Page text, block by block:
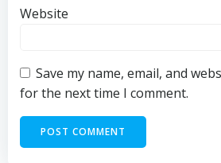
Website
Save my name, email, and
for the next time I comment.